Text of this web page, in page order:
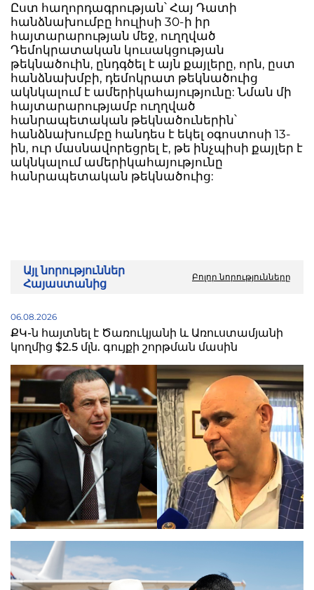
Ըստ հաղորդագրության՝ Հայ Դատի
հանձնախումբը հուլիսի 30-ի իր
հայտարարության մեջ, ուղղված
Դեմոկրատական կուսակցության
թեկնածուին, ընդգծել է այն քայլերը, որն, ըստ
հանձնախմբի, դեմոկրատ թեկնածուից
ակնկալում է ամերիկահայությունը: Նման մի
հայտարարությամբ ուղղված
հանրապետական թեկնածուներին՝
հանձնախումբը հանդես է եկել օգոստոսի 13-
ին, ուր մասնավորեցրել է, թե ինչպիսի քայլեր է
ակնկալում ամերիկահայությունը
հանրապետական թեկնածուից:
Այլ նորություններ
Հայաստանից
Բոլոր նորությունները
06.08.2026
ՔԿ-ն հայտնել է Ծառուկյանի և Առուստամյանի
կողմից $2.5 մլն. գույքի շորթման մասին